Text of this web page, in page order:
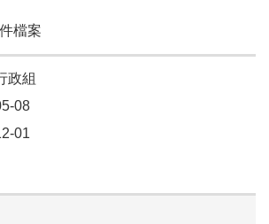
檔案
政組
08
01